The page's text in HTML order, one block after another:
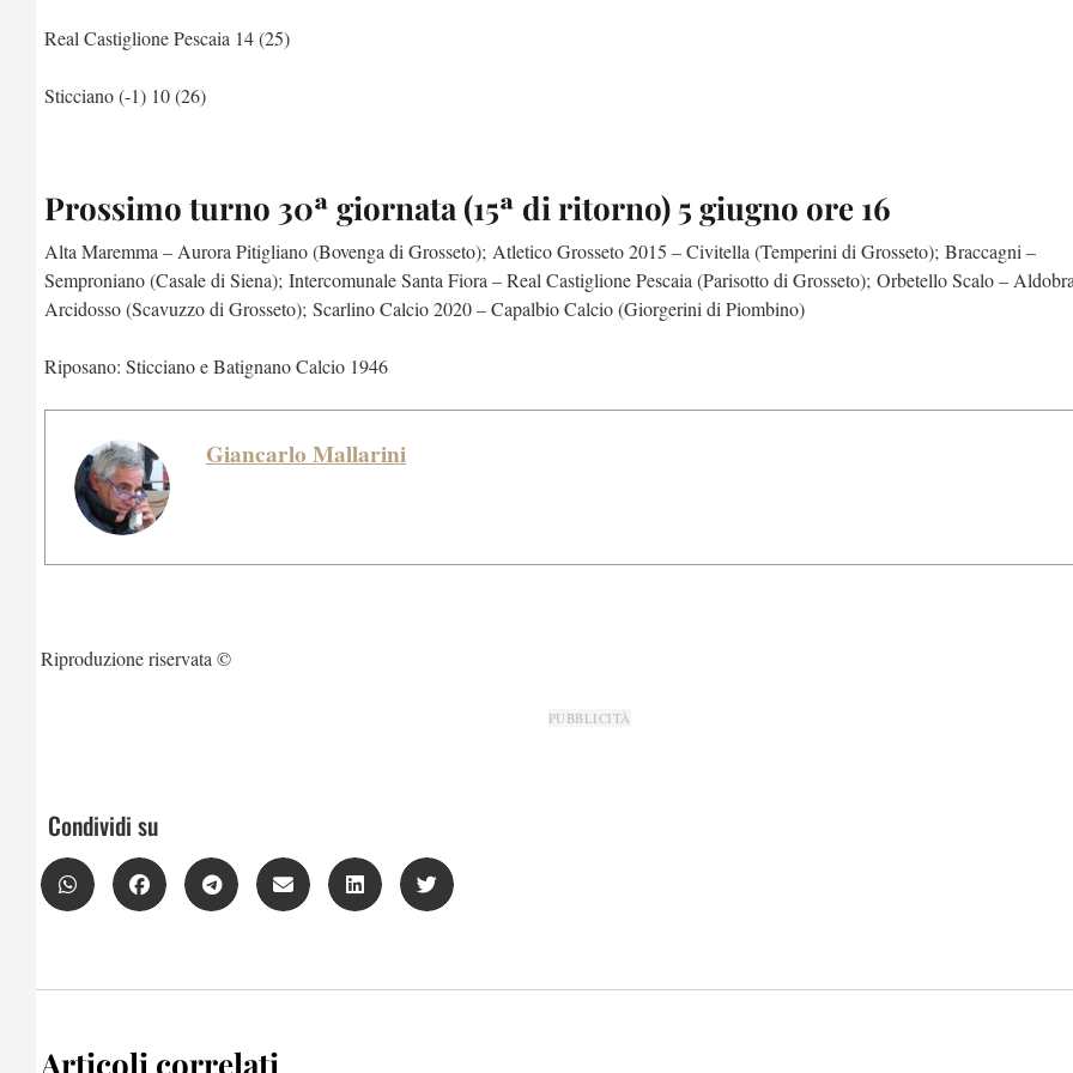
Real Castiglione Pescaia 14 (25)
Sticciano (-1) 10 (26)
Prossimo turno 30ª giornata (15ª di ritorno) 5 giugno ore 16
Alta Maremma – Aurora Pitigliano (Bovenga di Grosseto); Atletico Grosseto 2015 – Civitella (Temperini di Grosseto); Braccagni –
Semproniano (Casale di Siena); Intercomunale Santa Fiora – Real Castiglione Pescaia (Parisotto di Grosseto); Orbetello Scalo –
Arcidosso (Scavuzzo di Grosseto); Scarlino Calcio 2020 – Capalbio Calcio (Giorgerini di Piombino)
Riposano: Sticciano e Batignano Calcio 1946
Giancarlo Mallarini
Riproduzione riservata ©
PUBBLICITÀ
Condividi su
Articoli correlati